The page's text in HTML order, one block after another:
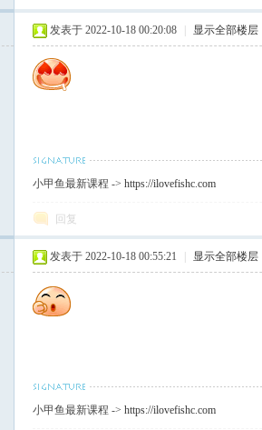
发表于 2022-10-18 00:20:08 显示全部楼层
小甲鱼最新课程 ->https://ilovefishc.com
回复
发表于 2022-10-18 00:55:21 显示全部楼层
小甲鱼最新课程 ->https://ilovefishc.com